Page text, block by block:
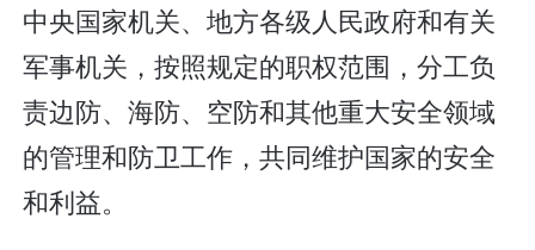
中央国家机关、地方各级人民政府和有关
军事机关，按照规定的职权范围，分工负
责边防、海防、空防和其他重大安全领域
的管理和防卫工作，共同维护国家的安全
和利益。